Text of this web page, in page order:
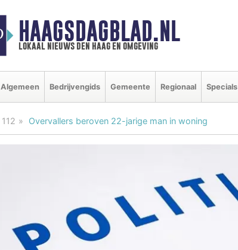
HAAGSDAGBLAD.NL
lokaal nieuws den haag en omgeving
Algemeen Bedrijvengids Gemeente Regionaal Specials
112 Overvallers beroven 22-jarige man in woning